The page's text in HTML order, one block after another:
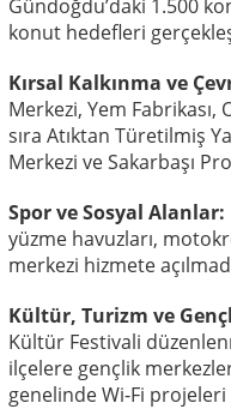
Gündoğdu’daki 1.500
konut hedefleri
Kırsal Kalkınma ve
Merkezi, Yem Fabrikası,
sıra Atıktan Türetilmiş
Merkezi ve Sakarbaşı
Spor ve Sosyal Alanlar:
yüzme havuzları,
merkezi hizmete
Kültür, Turizm ve
Kültür Festivali
ilçelere gençlik
genelinde Wi-Fi